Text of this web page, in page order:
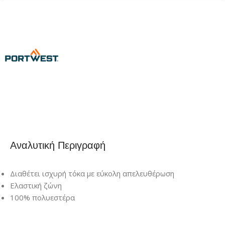
Αναλυτική Περιγραφή
Διαθέτει ισχυρή τόκα με εύκολη απελευθέρωση
Ελαστική ζώνη
100% πολυεστέρα